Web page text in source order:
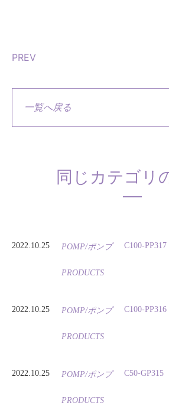
PREV
一覧へ戻る
同じカテゴリ
2022.10.25 POMP/ポンプ
PRODUCTS
C100-PP317
2022.10.25 POMP/ポンプ
PRODUCTS
C100-PP316
2022.10.25 POMP/ポンプ
PRODUCTS
C50-GP315